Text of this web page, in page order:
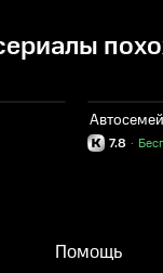
7.8 ·
Помощь